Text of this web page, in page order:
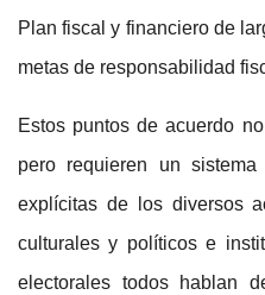
Plan fiscal y financierode
metas de responsabilidad
Estos puntos de acuerdo
pero requieren un
explícitas de los diversos
culturales y políticos e
electorales todos hablan